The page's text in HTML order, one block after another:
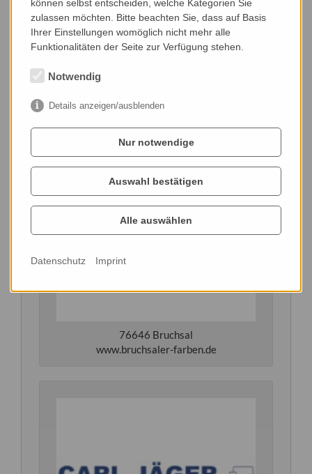
76646 Bruchsal
www.bruchsaler-farben.de
können selbst entscheiden, welche Kategorien Sie
zulassen möchten. Bitte beachten Sie, dass auf Basis
Ihrer Einstellungen womöglich nicht mehr alle
Funktionalitäten der Seite zur Verfügung stehen.
Notwendig
Details anzeigen/ausblenden
Nur notwendige
Auswahl bestätigen
Alle auswählen
Datenschutz Imprint